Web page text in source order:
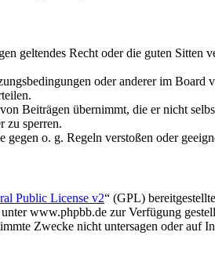
geltendes Recht oder die guten Sitten
oder anderer im
Beiträgen übernimmt, die er nicht
zu sperren.
o. g. Regeln verstoßen oder
Public License v2“ (GPL)
www.phpbb.de zur Verfügung
Zwecke nicht untersagen oder auf